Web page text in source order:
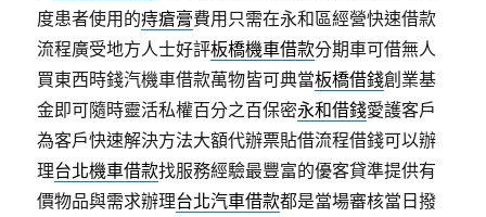
度患者使用的痔瘡膏費用只需在永和區經營快速借款
流程廣受地方人士好評板橋機車借款分期車可借無人
買東西時錢汽機車借款萬物皆可典當板橋借錢創業基
金即可隨時靈活私權百分之百保密永和借錢愛護客戶
為客戶快速解決方法大額代辦票貼借流程借錢可以辦
理台北機車借款找服務經驗最豐富的優客貸準提供有
價物品與需求辦理台北汽車借款都是當場審核當日撥